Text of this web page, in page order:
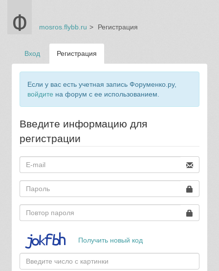
mosros.flybb.ru Регистрация
Вход Регистрация
Если у вас есть учетная запись Форуменко.ру,
войдите на форум с ее использованием.
Введите информацию для
регистрации
Получить новый код